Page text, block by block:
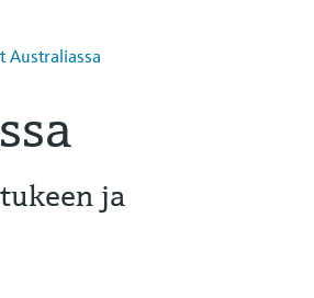
Australiassa
ja